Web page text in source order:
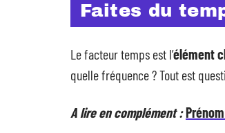
Faites du
Le facteur temps est l’élément
quelle fréquence ? Tout est
A lire en complément :